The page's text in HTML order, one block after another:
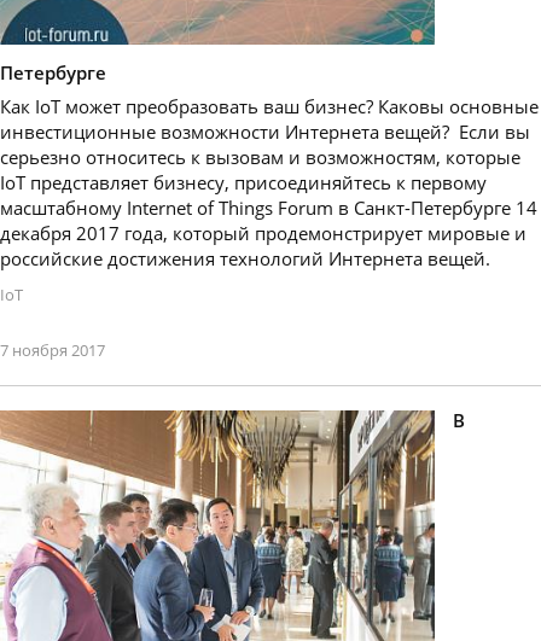
Петербурге
Как IoT может преобразовать ваш бизнес? Каковы основные
инвестиционные возможности Интернета вещей? Если вы
серьезно относитесь к вызовам и возможностям, которые
IoT представляет бизнесу, присоединяйтесь к первому
масштабному Internet of Things Forum в Санкт-Петербурге 14
декабря 2017 года, который продемонстрирует мировые и
российские достижения технологий Интернета вещей.
IoT
7 ноября 2017
В